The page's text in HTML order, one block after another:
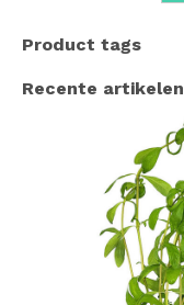
Product tags
Recente artikelen